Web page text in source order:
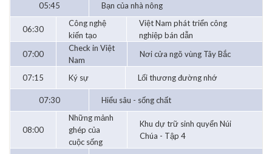
05:45 Bạn của nhà nông
06:30
Công nghệ
kiến tạo
Việt Nam phát triển công
nghiệp bán dẫn
07:00
Check in Việt
Nam
Nơi cửa ngõ vùng Tây Bắc
07:15 Ký sự Lối thương đường nhớ
07:30 Hiểu sâu - sống chất
08:00
Những mảnh
ghép của
cuộc sống
Khu dự trữ sinh quyển Núi
Chúa - Tập 4